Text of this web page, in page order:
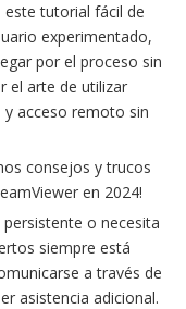
tutorial fácil de
experimentado,
por el proceso sin
el arte de utilizar
acceso remoto sin
consejos y trucos
en 2024!
o necesita
siempre está
a través de
asistencia adicional.